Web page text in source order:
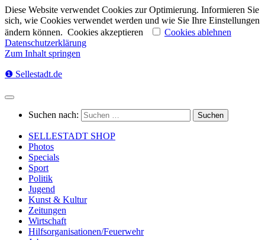
Diese Website verwendet Cookies zur Optimierung. Informieren Sie
sich, wie Cookies verwendet werden und wie Sie Ihre Einstellungen
ändern können. Cookies akzeptieren
Cookies ablehnen
Datenschutzerklärung
Zum Inhalt springen
❶ Sellestadt.de
Suchen nach:
SELLESTADT SHOP
Photos
Specials
Sport
Politik
Jugend
Kunst & Kultur
Zeitungen
Wirtschaft
Hilfsorganisationen/Feuerwehr